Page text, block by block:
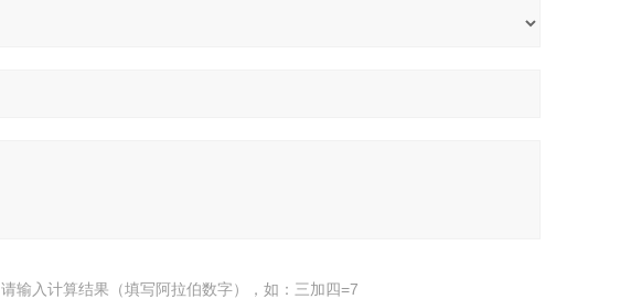
请输入计算结果（填写阿拉伯数字），如：三加四=7